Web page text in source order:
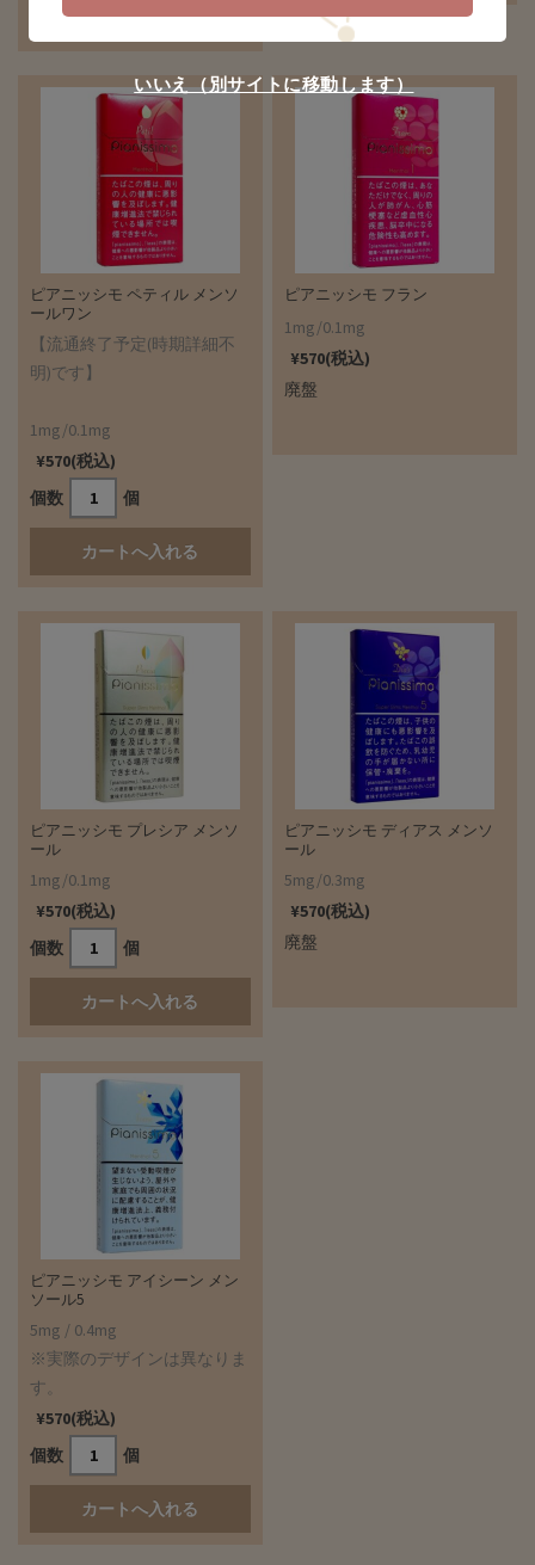
ピアニッシモ ペティル メンソ
ールワン
【流通終了予定(時期詳細不
明)です】
1mg/0.1mg
¥570(税込)
個数
個
ピアニッシモ フラン
1mg/0.1mg
¥570(税込)
廃盤
ピアニッシモ プレシア メンソ
ール
1mg/0.1mg
¥570(税込)
個数
個
ピアニッシモ ディアス メンソ
ール
5mg/0.3mg
¥570(税込)
廃盤
ピアニッシモ アイシーン メン
ソール5
5mg / 0.4mg
※実際のデザインは異なりま
す。
¥570(税込)
個数
個
いいえ（別サイトに移動します）